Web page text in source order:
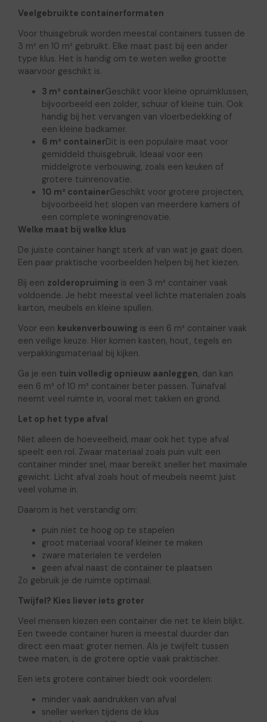
Veelgebruikte containerformaten
Voor thuisgebruik worden meestal containers tussen de
3 m³ en 10 m³ gebruikt. Elke maat past bij een ander
type klus. Het is handig om te weten welke grootte
waarvoor geschikt is.
3 m³ containerGeschikt voor kleine opruimklussen,
bijvoorbeeld een zolder, schuur of kleine tuin. Ook
handig bij het vervangen van vloerbedekking of
een kleine badkamer.
6 m³ containerDit is een populaire maat voor
gemiddeld thuisgebruik. Ideaal voor een
middelgrote verbouwing, zoals een keuken of
grotere tuinrenovatie.
10 m³ containerGeschikt voor grotere projecten,
bijvoorbeeld het slopen van meerdere kamers of
een complete woningrenovatie.
Welke maat bij welke klus
De juiste container hangt sterk af van wat je gaat doen.
Een paar praktische voorbeelden helpen bij het kiezen.
Bij een zolderopruiming is een 3 m³ container vaak
voldoende. Je hebt meestal veel lichte materialen zoals
karton, meubels en kleine spullen.
Voor een keukenverbouwing is een 6 m³ container vaak
een veilige keuze. Hier komen kasten, hout, tegels en
verpakkingsmateriaal bij kijken.
Ga je een tuin volledig opnieuw aanleggen, dan kan
een 6 m³ of 10 m³ container beter passen. Tuinafval
neemt veel ruimte in, vooral met takken en grond.
Let op het type afval
Niet alleen de hoeveelheid, maar ook het type afval
speelt een rol. Zwaar materiaal zoals puin vult een
container minder snel, maar bereikt sneller het maximale
gewicht. Licht afval zoals hout of meubels neemt juist
veel volume in.
Daarom is het verstandig om:
puin niet te hoog op te stapelen
groot materiaal vooraf kleiner te maken
zware materialen te verdelen
geen afval naast de container te plaatsen
Zo gebruik je de ruimte optimaal.
Twijfel? Kies liever iets groter
Veel mensen kiezen een container die net te klein blijkt.
Een tweede container huren is meestal duurder dan
direct een maat groter nemen. Als je twijfelt tussen
twee maten, is de grotere optie vaak praktischer.
Een iets grotere container biedt ook voordelen:
minder vaak aandrukken van afval
sneller werken tijdens de klus